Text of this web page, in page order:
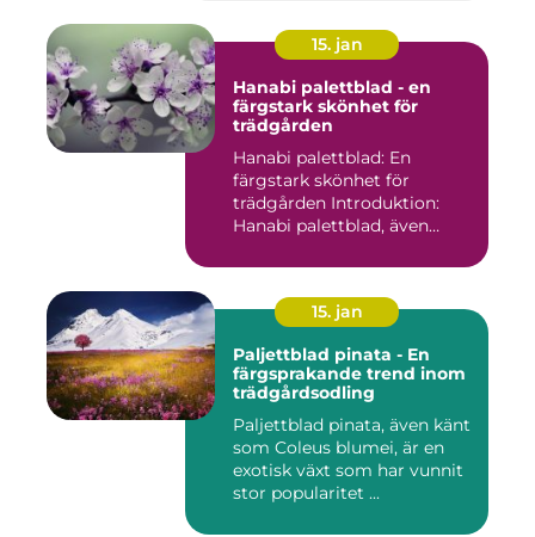
15. jan
Hanabi palettblad - en
färgstark skönhet för
trädgården
Hanabi palettblad: En
färgstark skönhet för
trädgården Introduktion:
Hanabi palettblad, även
15. jan
Paljettblad pinata - En
färgsprakande trend inom
trädgårdsodling
Paljettblad pinata, även känt
som Coleus blumei, är en
exotisk växt som har vunnit
stor popularitet ...